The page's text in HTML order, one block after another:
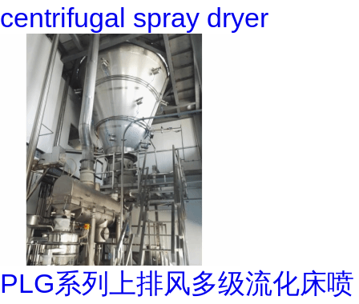
centrifugal spray dryer
PLG系列上排风多级流化床喷